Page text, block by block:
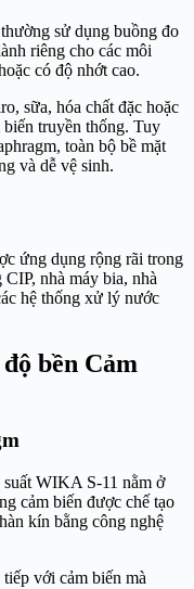
sử dụng buồng đo
riêng cho các môi
có độ nhớt cao.
sữa, hóa chất đặc hoặc
truyền thống. Tuy
toàn bộ bề mặt
và dễ vệ sinh.
ứng dụng rộng rãi trong
nhà máy bia, nhà
hệ thống xử lý nước
bền Cảm
WIKA S-11 nằm ở
cảm biến được chế tạo
kín bằng công nghệ
với cảm biến mà